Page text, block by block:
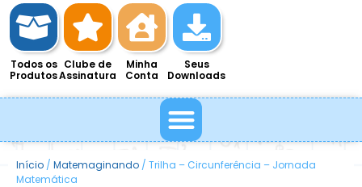
Todos os
Produtos
Clube de
Assinatura
Minha
Conta
Seus
Downloads
Início / Matemaginando / Trilha – Circunferência – Jornada
Matemática